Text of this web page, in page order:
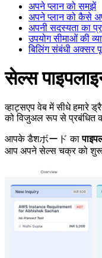
अपने प्लान को समझें
अपने प्लान को कैसे
अपनी सदस्यता का
उपयोग सीमाओं की
बिलिंग संबंधी अक्सर
सेल्स
व्हाट्सएप वेब में सीधे हमारे
को विजुअल रूप से प्रबंधित
आपके डैशボード का
आप अपने सेल्स चक्र को